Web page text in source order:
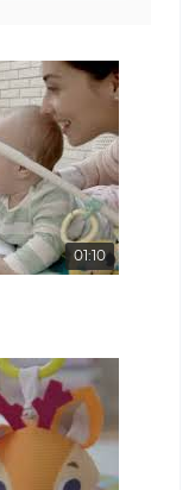
широкий вибір
віку. Від
колясок і
одягу для
прагнемо
можливість
для
Ми
задоволення
будь-які
Наш сайт -
01:10